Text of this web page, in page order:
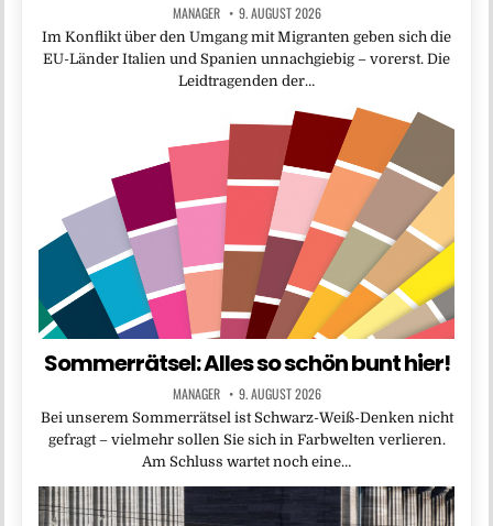
MANAGER 9. AUGUST 2026
Im Konflikt über den Umgang mit Migranten geben sich die
EU-Länder Italien und Spanien unnachgiebig – vorerst. Die
Leidtragenden der…
Sommerrätsel: Alles so schön bunt hier!
MANAGER 9. AUGUST 2026
Bei unserem Sommerrätsel ist Schwarz-Weiß-Denken nicht
gefragt – vielmehr sollen Sie sich in Farbwelten verlieren.
Am Schluss wartet noch eine…